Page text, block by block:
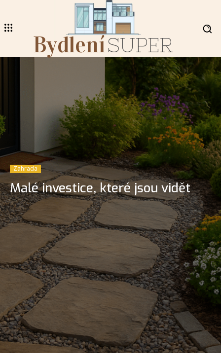
BydleníSUPER
Zahrada
Malé investice, které jsou vidět